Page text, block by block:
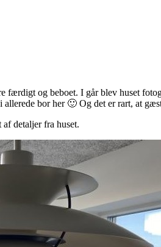
færdigt og beboet. I går blev huset
bor her 🙂 Og det er rart, at
detaljer fra huset.